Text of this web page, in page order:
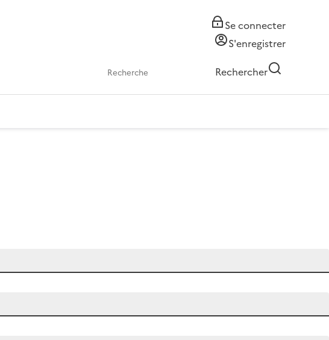
Se connecter
S'enregistrer
Rechercher